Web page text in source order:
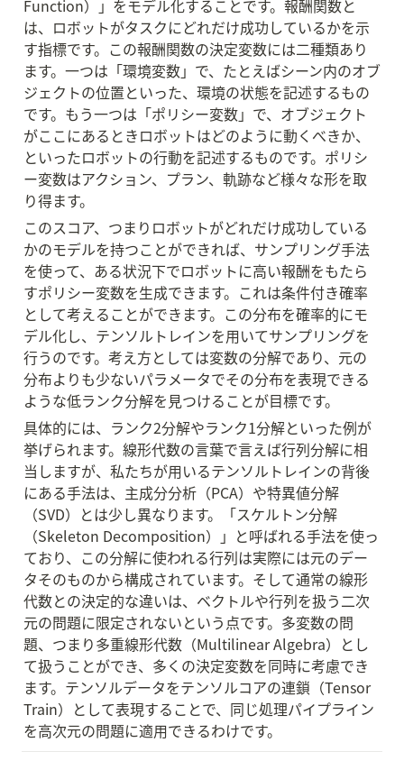
Function）」をモデル化することです。報酬関数と
は、ロボットがタスクにどれだけ成功しているかを示
す指標です。この報酬関数の決定変数には二種類あり
ます。一つは「環境変数」で、たとえばシーン内のオブ
ジェクトの位置といった、環境の状態を記述するもの
です。もう一つは「ポリシー変数」で、オブジェクト
がここにあるときロボットはどのように動くべきか、
といったロボットの行動を記述するものです。ポリシ
ー変数はアクション、プラン、軌跡など様々な形を取
り得ます。
このスコア、つまりロボットがどれだけ成功している
かのモデルを持つことができれば、サンプリング手法
を使って、ある状況下でロボットに高い報酬をもたら
すポリシー変数を生成できます。これは条件付き確率
として考えることができます。この分布を確率的にモ
デル化し、テンソルトレインを用いてサンプリングを
行うのです。考え方としては変数の分解であり、元の
分布よりも少ないパラメータでその分布を表現できる
ような低ランク分解を見つけることが目標です。
具体的には、ランク2分解やランク1分解といった例が
挙げられます。線形代数の言葉で言えば行列分解に相
当しますが、私たちが用いるテンソルトレインの背後
にある手法は、主成分分析（PCA）や特異値分解
（SVD）とは少し異なります。「スケルトン分解
（Skeleton Decomposition）」と呼ばれる手法を使っ
ており、この分解に使われる行列は実際には元のデー
タそのものから構成されています。そして通常の線形
代数との決定的な違いは、ベクトルや行列を扱う二次
元の問題に限定されないという点です。多変数の問
題、つまり多重線形代数（Multilinear Algebra）とし
て扱うことができ、多くの決定変数を同時に考慮でき
ます。テンソルデータをテンソルコアの連鎖（Tensor
Train）として表現することで、同じ処理パイプライン
を高次元の問題に適用できるわけです。